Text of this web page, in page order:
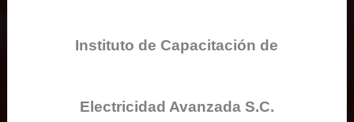
Instituto de Capacitación de
Electricidad Avanzada S.C.